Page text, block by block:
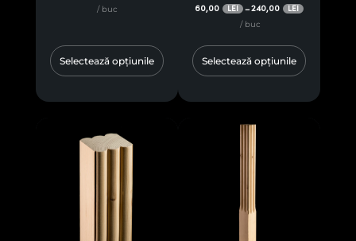
/ buc
Selectează opțiunile
60,00 LEI –240,00 LEI
/ buc
Selectează opțiunile